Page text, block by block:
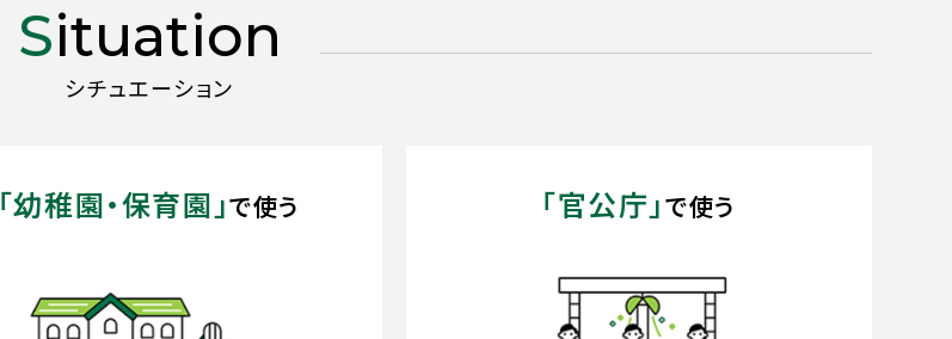
Situation
シチュエーション
「幼稚園・保育園」で使う 「官公庁」で使う